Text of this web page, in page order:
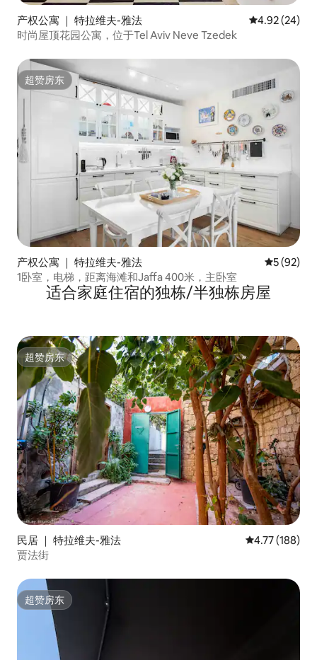
产权公寓 ｜ 特拉维夫-雅法 平均评分
4.92 (24)
时尚屋顶花园公寓，位于Tel Aviv Neve Tzedek
超赞房东
超赞房东
产权公寓 ｜ 特拉维夫-雅法 平均评分
5 (92)
1卧室，电梯，距离海滩和Jaffa 400米，主卧室
适合家庭住宿的独栋/半独栋房屋
超赞房东
超赞房东
民居 ｜ 特拉维夫-雅法 平均评分 4.77
4.77 (188)
贾法街
超赞房东
超赞房东